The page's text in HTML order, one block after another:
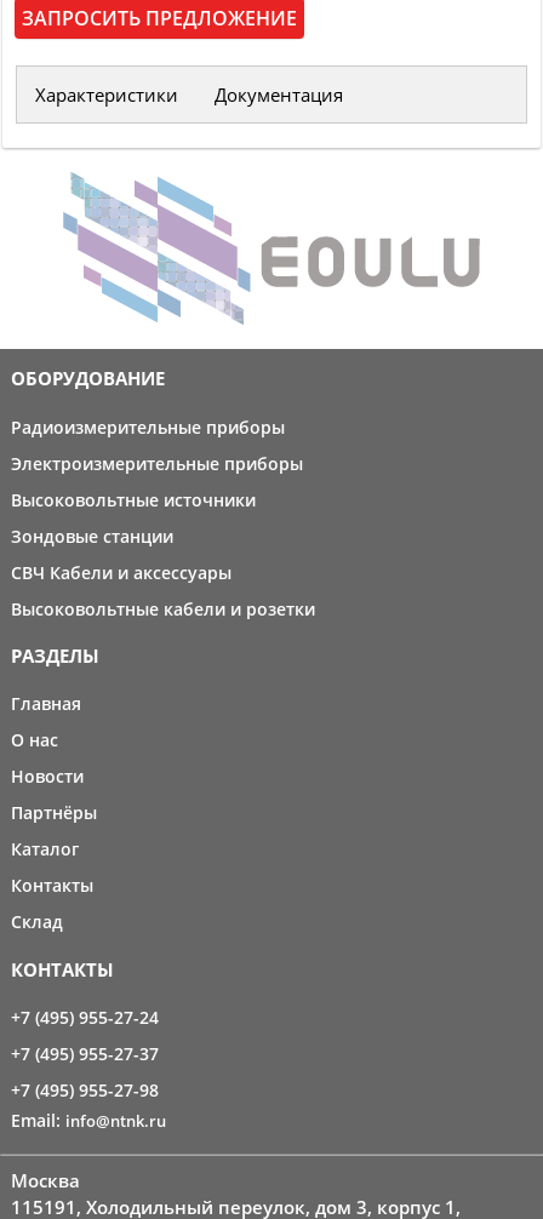
ЗАПРОСИТЬ ПРЕДЛОЖЕНИЕ
Характеристики Документация
ОБОРУДОВАНИЕ
Радиоизмерительные приборы
Электроизмерительные приборы
Высоковольтные источники
Зондовые станции
СВЧ Кабели и аксессуары
Высоковольтные кабели и розетки
РАЗДЕЛЫ
Главная
О нас
Новости
Партнёры
Каталог
Контакты
Склад
КОНТАКТЫ
+7 (495) 955-27-24
+7 (495) 955-27-37
+7 (495) 955-27-98
Email: info@ntnk.ru
Москва
115191, Холодильный переулок, дом 3, корпус 1,